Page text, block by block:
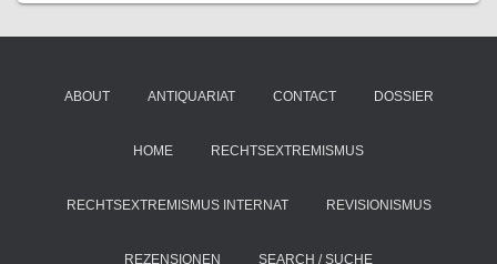
ABOUT ANTIQUARIAT CONTACT DOSSIER
HOME RECHTSEXTREMISMUS
RECHTSEXTREMISMUS INTERNAT REVISIONISMUS
REZENSIONEN SEARCH / SUCHE